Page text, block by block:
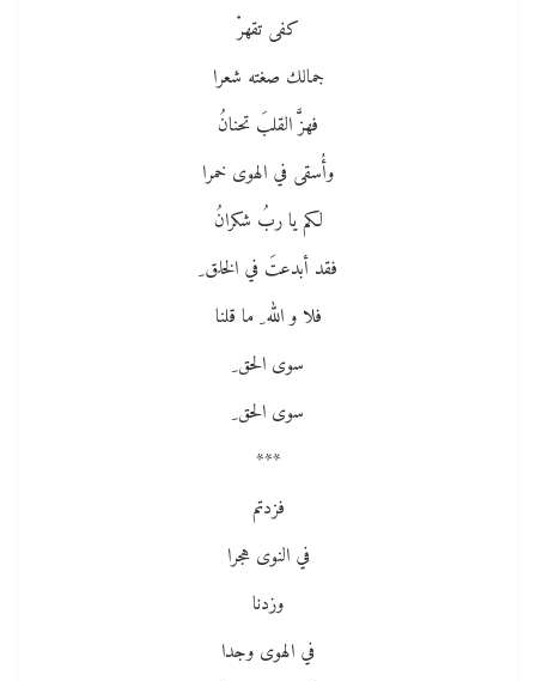
كفى تقهرْ
جمالك صغته شعرا
فهزَّ القلبَ تحنانُ
وأُسقى في الهوى خمرا
لكم يا ربُ شكرانُ
فقد أبدعتَ في الخلق ِ
فلا و الله ِ ما قلنا
سوى الحق ِ
سوى الحق ِ
***
فزدتم
في النوى هجرا
وزدنا
في الهوى وجدا